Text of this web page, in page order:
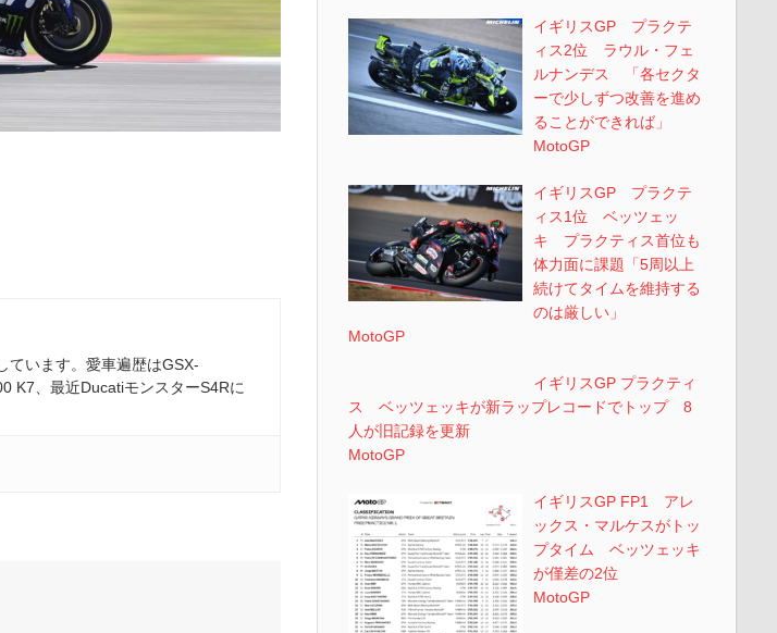
ています。愛車遍歴はGSX-
K7、最近DucatiモンスターS4Rに
イギリスGP プラクテ
ィス2位 ラウル・フェ
ルナンデス 「各セクタ
ーで少しずつ改善を進め
ることができれば」
MotoGP
イギリスGP プラクテ
ィス1位 ベッツェッ
キ プラクティス首位も
体力面に課題「5周以上
続けてタイムを維持する
のは厳しい」
MotoGP
イギリスGP プラクティ
ス ベッツェッキが新ラップレコードでトップ 8
人が旧記録を更新
MotoGP
イギリスGP FP1 アレ
ックス・マルケスがトッ
プタイム ベッツェッキ
が僅差の2位
MotoGP